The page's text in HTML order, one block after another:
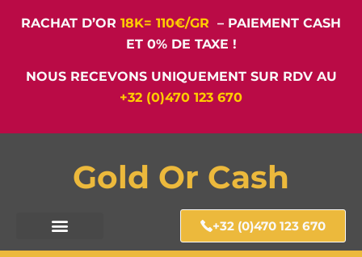
RACHAT D’OR 18K= 110€/GR – PAIEMENT CASH
ET 0% DE TAXE !
NOUS RECEVONS UNIQUEMENT SUR RDV AU
+32 (0)470 123 670
Gold Or Cash
+32 (0)470 123 670